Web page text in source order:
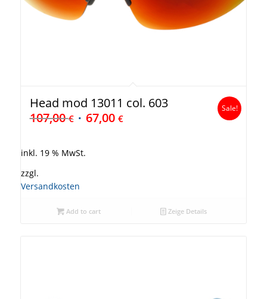
Head mod 13011 col. 603
107,00€ 67,00 €
Sale!
inkl. 19 % MwSt.
zzgl.
Versandkosten
Add to cart Zeige Details